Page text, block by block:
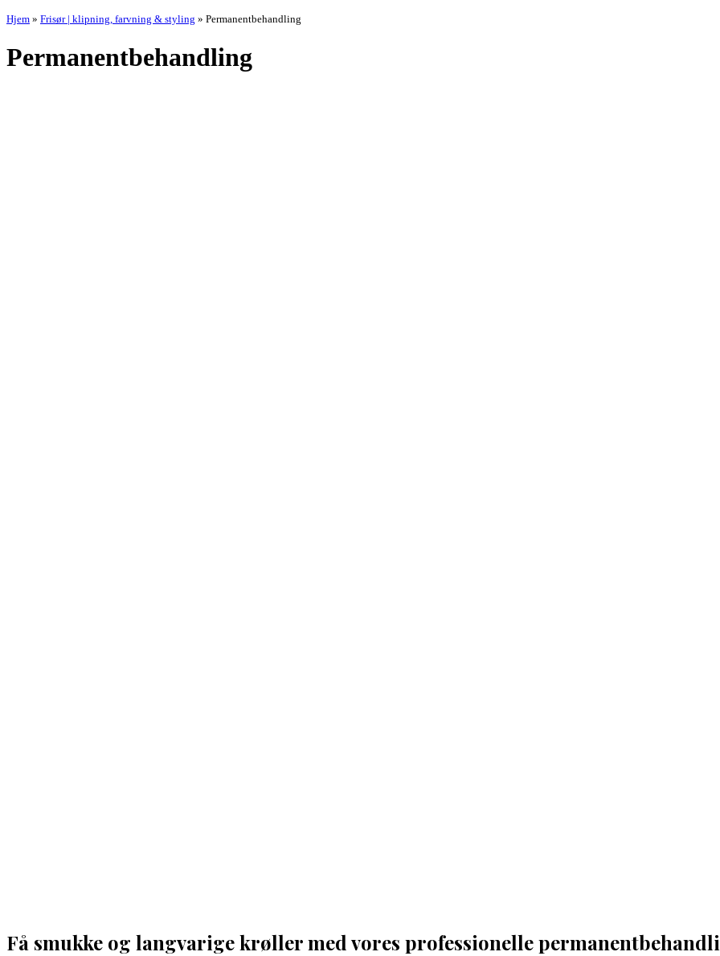
Hjem » Frisør | klipning, farvning & styling » Permanentbehandling
Permanentbehandling
Få smukke og langvarige krøller med vores professionelle